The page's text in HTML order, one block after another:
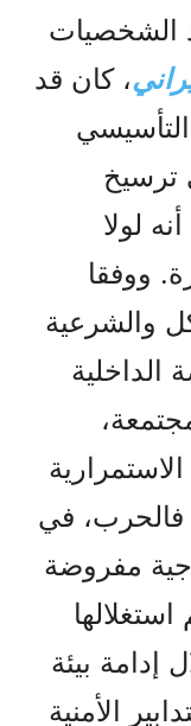
الشخصيات
، کان قد
ترسيخ
لولا
ووفقا
والشرعية
الداخلية
فالحرب، في
مفروضة
إدامة بيئة
الأمنية